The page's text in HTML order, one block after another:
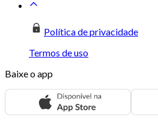
Política de privacidade
Termos de uso
Baixe o app